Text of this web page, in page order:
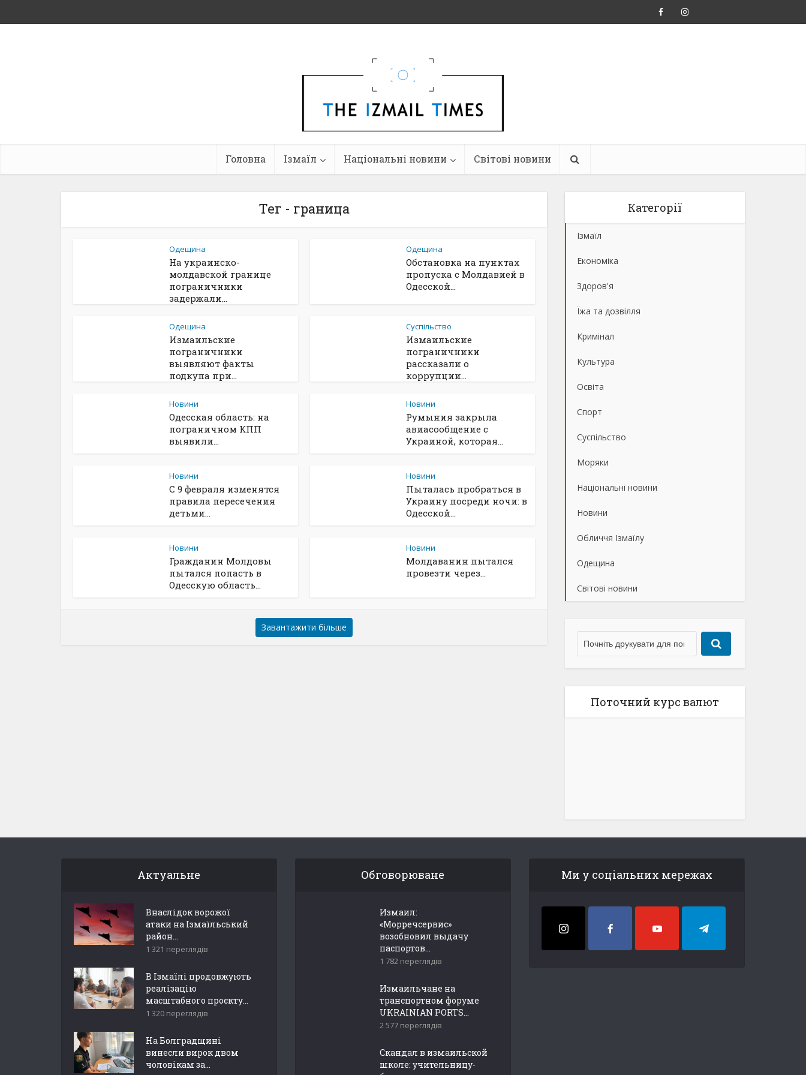
Головна Ізмаїл Національні новини Світові новини
Тег - граница
Одещина
На украинско-
молдавской границе
пограничники
задержали...
Одещина
Обстановка на пунктах
пропуска с Молдавией в
Одесской...
Одещина
Измаильские
пограничники
выявляют факты
подкупа при...
Суспільство
Измаильские
пограничники
рассказали о
коррупции...
Новини
Одесская область: на
пограничном КПП
выявили...
Новини
Румыния закрыла
авиасообщение с
Украиной, которая...
Новини
С 9 февраля изменятся
правила пересечения
детьми...
Новини
Пыталась пробраться в
Украину посреди ночи: в
Одесской...
Новини
Гражданин Молдовы
пытался попасть в
Одесскую область...
Новини
Молдаванин пытался
провезти через...
Завантажити більше
Категорії
Ізмаїл
Економіка
Здоров'я
Їжа та дозвілля
Кримінал
Культура
Освіта
Спорт
Суспільство
Моряки
Національні новини
Новини
Обличчя Ізмаїлу
Одещина
Світові новини
Поточний курс валют
Актуальне
Внаслідок ворожої
атаки на Ізмаїльський
район...
1 321 переглядів
В Ізмаїлі продовжують
реалізацію
масштабного проєкту...
1 320 переглядів
На Болградщині
винесли вирок двом
чоловікам за...
Обговорюване
Измаил:
«Морречсервис»
возобновил выдачу
паспортов...
1 782 переглядів
Измаильчане на
транспортном форуме
UKRAINIAN PORTS...
2 577 переглядів
Скандал в измаильской
школе: учительницу-
Ми у соціальних мережах